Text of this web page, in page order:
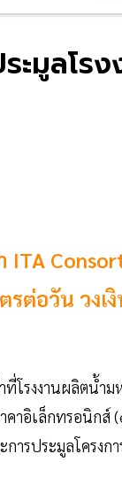
มูลโรง
ต่อวัน วงเ
โรงงานผลิตน้ำ
าอิเล็กทรอนิกส์
ารประมูลโครงก